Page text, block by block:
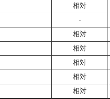
相対
‐
相対
相対
相対
相対
相対